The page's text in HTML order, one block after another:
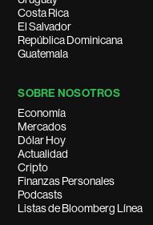
Costa Rica
El Salvador
República Dominicana
Guatemala
SOBRE NOSOTROS
Economía
Mercados
Dólar Hoy
Actualidad
Cripto
Finanzas Personales
Podcasts
Listas de Bloomberg Línea